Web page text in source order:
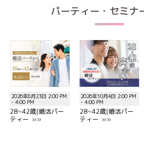
パーティー・セミナ
2026年8月23日 2:00 PM
- 4:00 PM
28~42歳|婚活パー
ティー »»
2026年10月4日 2:00 PM
- 4:00 PM
28~42歳|婚活パー
ティー »»